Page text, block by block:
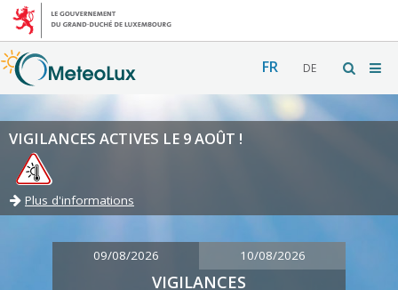
FR DE
VIGILANCES ACTIVES LE 9 AOÛT !
Plus d'informations
09/08/2026 10/08/2026
VIGILANCES